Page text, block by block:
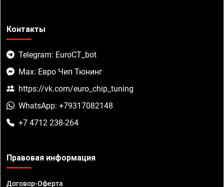
Контакты
Telegram: EuroCT_bot
Max: Евро Чип Тюнинг
https://vk.com/euro_chip_tuning
WhatsApp: +79317082148
+7 4712 238-264
Правовая информация
Договор-Оферта